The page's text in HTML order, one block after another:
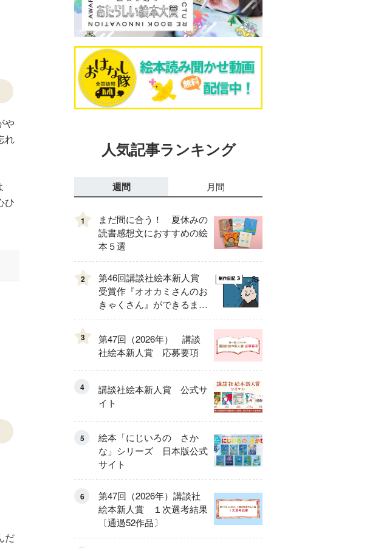
や
れ
ひ
だ
人気記事ランキング
週間 月間
1
まだ間に合う！ 夏休みの
読書感想文におすすめの絵
本５選
2
第46回講談社絵本新人賞
受賞作『オオカミさんのお
きゃくさん』ができるまで
③
3
第47回（2026年） 講談
社絵本新人賞 応募要項
4
講談社絵本新人賞 公式サ
イト
5
絵本「にじいろの さか
な」シリーズ 日本版公式
サイト
6
第47回（2026年）講談社
絵本新人賞 １次選考結果
〔通過52作品〕